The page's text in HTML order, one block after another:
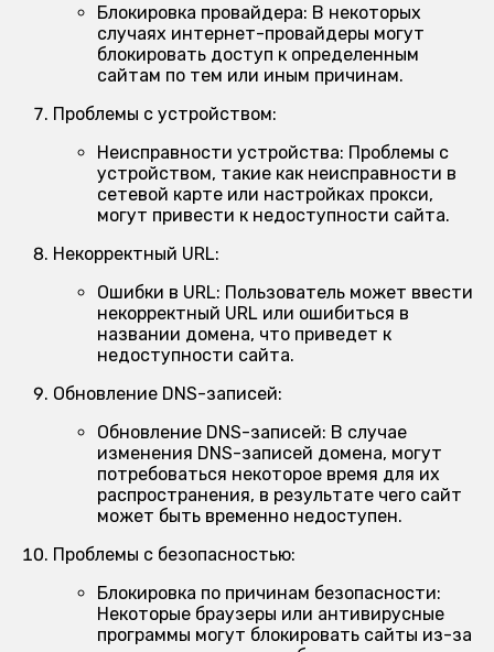
Блокировка провайдера: В некоторых
случаях интернет-провайдеры могут
блокировать доступ к определенным
сайтам по тем или иным причинам.
Проблемы с устройством:
Неисправности устройства: Проблемы с
устройством, такие как неисправности в
сетевой карте или настройках прокси,
могут привести к недоступности сайта.
Некорректный URL:
Ошибки в URL: Пользователь может ввести
некорректный URL или ошибиться в
названии домена, что приведет к
недоступности сайта.
Обновление DNS-записей:
Обновление DNS-записей: В случае
изменения DNS-записей домена, могут
потребоваться некоторое время для их
распространения, в результате чего сайт
может быть временно недоступен.
Проблемы с безопасностью:
Блокировка по причинам безопасности:
Некоторые браузеры или антивирусные
программы могут блокировать сайты из-за